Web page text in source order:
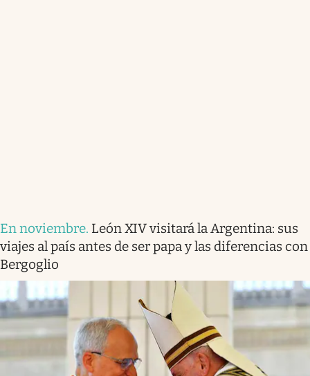
En noviembre. León XIV visitará la Argentina: sus
viajes al país antes de ser papa y las diferencias con
Bergoglio